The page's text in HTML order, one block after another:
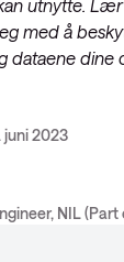
utnytte.
med å
dataene dine
juni 2023
NIL